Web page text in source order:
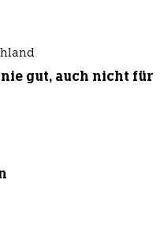
gut, auch nicht für